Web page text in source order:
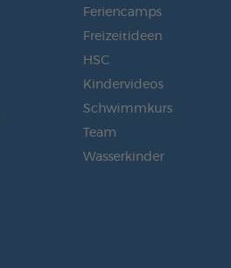
Feriencamps
Freizeitideen
HSC
Kindervideos
Schwimmkurs
Team
Wasserkinder